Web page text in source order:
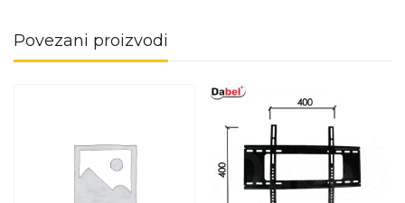
Povezani proizvodi